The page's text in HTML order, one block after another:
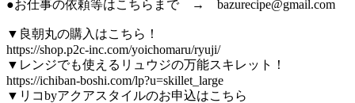
●お仕事の依頼等はこちらまで → bazurecipe@gmail.com
▼良朝丸の購入はこちら！
https://shop.p2c-inc.com/yoichomaru/ryuji/
▼レンジでも使えるリュウジの万能スキレット！
https://ichiban-boshi.com/lp?u=skillet_large
▼リコbyアクアスタイルのお申込はこちら